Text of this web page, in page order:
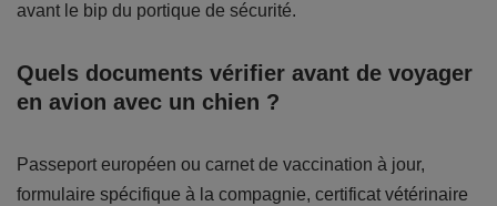
avant le bip du portique de sécurité.
Quels documents vérifier avant de voyager
en avion avec un chien ?
Passeport européen ou carnet de vaccination à jour,
formulaire spécifique à la compagnie, certificat vétérinaire